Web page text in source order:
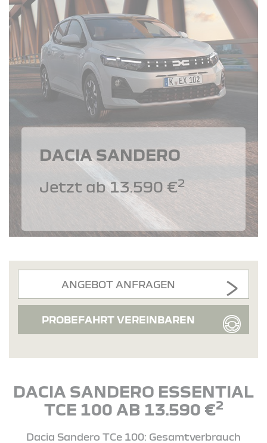
DACIA SANDERO
Jetzt ab 13.590 €2
ANGEBOT ANFRAGEN
PROBEFAHRT VEREINBAREN
DACIA SANDERO ESSENTIAL
TCE 100 AB 13.590 €2
Dacia Sandero TCe 100: Gesamtverbrauch